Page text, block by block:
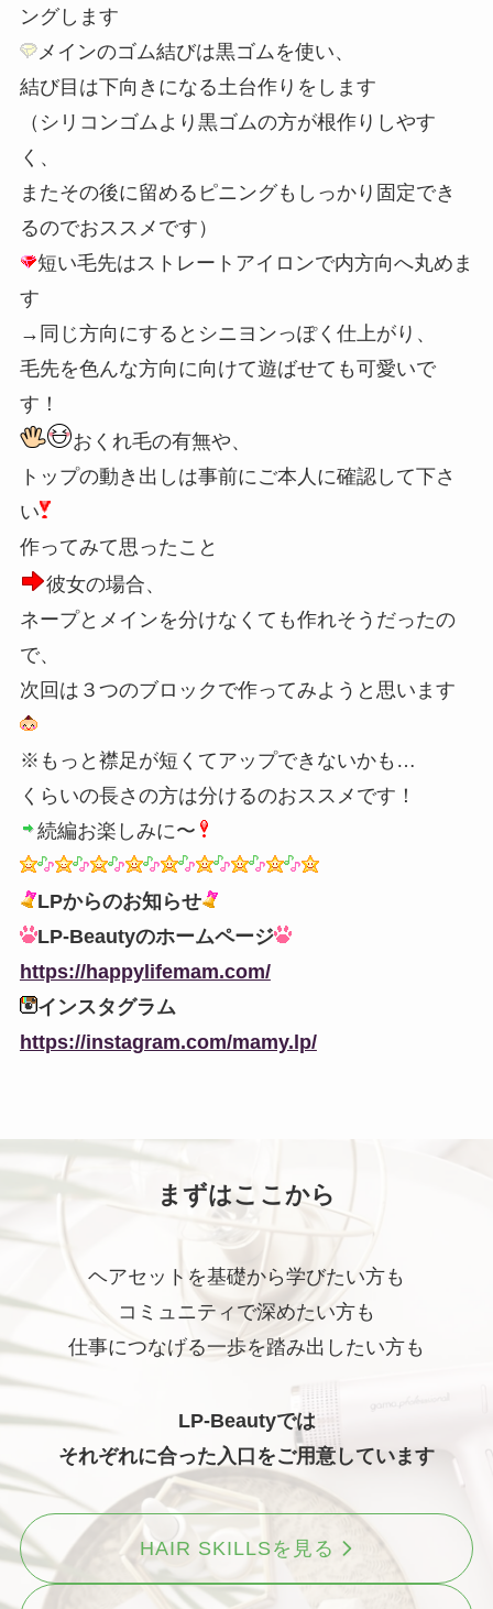
ングします
メインのゴム結びは黒ゴムを使い、
結び目は下向きになる土台作りをします
（シリコンゴムより黒ゴムの方が根作りしやす
く、
またその後に留めるピニングもしっかり固定でき
るのでおススメです）
短い毛先はストレートアイロンで内方向へ丸めま
す
→同じ方向にするとシニヨンっぽく仕上がり、
毛先を色んな方向に向けて遊ばせても可愛いで
す！
おくれ毛の有無や、
トップの動き出しは事前にご本人に確認して下さ
い
作ってみて思ったこと
彼女の場合、
ネープとメインを分けなくても作れそうだったの
で、
次回は３つのブロックで作ってみようと思います
※もっと襟足が短くてアップできないかも…
くらいの長さの方は分けるのおススメです！
続編お楽しみに〜
LPからのお知らせ
LP-Beautyのホームページ
https://happylifemam.com/
インスタグラム
https://instagram.com/mamy.lp/
まずはここから
ヘアセットを基礎から学びたい方も
コミュニティで深めたい方も
仕事につなげる一歩を踏み出したい方も
LP-Beautyでは
それぞれに合った入口をご用意しています
HAIR SKILLSを見る